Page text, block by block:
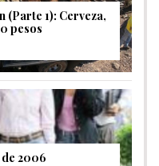
(Parte 1): Cerveza,
pesos
de 2006